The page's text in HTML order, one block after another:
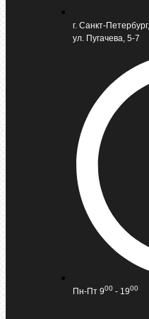
г. Санкт-Петербург,
ул. Пугачева, 5-7
Пн-Пт 900 - 1900